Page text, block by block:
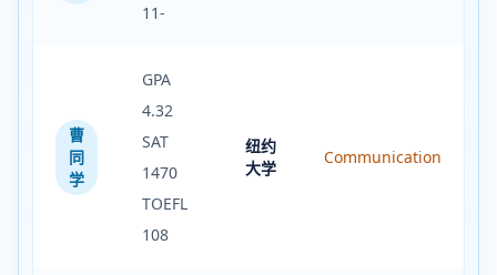
11-
曹
同
学
GPA
4.32
SAT
1470
TOEFL
108
纽约
大学
Communication